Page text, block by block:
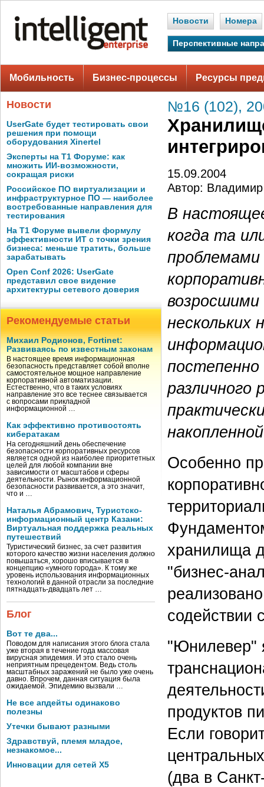
Новости Номера
Перспективные
Мобильность Бизнес-процессы Ресурсы
Новости
UserGate будет тестировать свои
решения при помощи
оборудования Xinertel
Эксперты на Т1 Форуме: как
множить ИИ-возможности,
сокращая риски
Российское ПО виртуализации и
инфраструктурное ПО — наиболее
востребованные направления для
тестирования
На Т1 Форуме вывели формулу
эффективности ИТ с точки зрения
бизнеса: меньше тратить, больше
зарабатывать
Open Conf 2026: UserGate
представил свое видение
архитектуры сетевого доверия
Рекомендуемые статьи
Михаил Родионов, Fortinet:
Развиваясь по известным законам
В настоящее время информационная
безопасность представляет собой вполне
самостоятельное мощное направление
корпоративной автоматизации.
Естественно, что в таких условиях
направление это все теснее связывается
с вопросами прикладной
информационной …
Как эффективно противостоять
кибератакам
На сегодняшний день обеспечение
безопасности корпоративных ресурсов
является одной из наиболее приоритетных
целей для любой компании вне
зависимости от масштабов и сферы
деятельности. Рынок информационной
безопасности развивается, а это значит,
что и …
Наталья Абрамович, Туристско-
информационный центр Казани:
Виртуальная поддержка реальных
путешествий
Туристический бизнес, за счет развития
которого качество жизни населения должно
повышаться, хорошо вписывается в
концепцию «умного города». К тому же
уровень использования информационных
технологий в данной отрасли за последние
пятнадцать-двадцать лет …
Блог
Вот те два...
Поводом для написания этого блога стала
уже вторая в течение года массовая
вирусная эпидемия. И это стало очень
неприятным прецедентом. Ведь столь
масштабных заражений не было уже очень
давно. Впрочем, данная ситуация была
ожидаемой. Эпидемию вызвали …
Не все апдейты одинаково
полезны
Утечки бывают разными
Здравствуй, племя младое,
незнакомое...
Инновации для сетей X5
№16 (102),
15.09.2004
Автор:
В
когда та
проблемами
нескольких
различного
Особенно
хранилища
"бизнес-
содействии
"Юнилевер"
продуктов
Если
(два в